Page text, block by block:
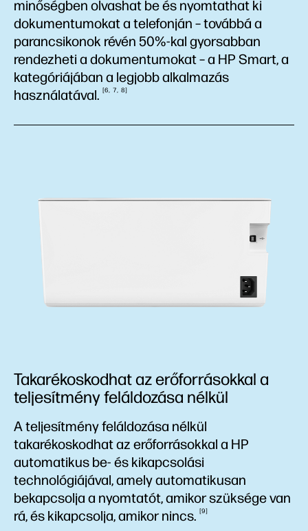
minőségben olvashat be és nyomtathat ki
dokumentumokat a telefonján – továbbá a
parancsikonok révén 50%-kal gyorsabban
rendezheti a dokumentumokat – a HP Smart, a
kategóriájában a legjobb alkalmazás
használatával.
6 7 8
Takarékoskodhat az erőforrásokkal a
teljesítmény feláldozása nélkül
A teljesítmény feláldozása nélkül
takarékoskodhat az erőforrásokkal a HP
automatikus be- és kikapcsolási
technológiájával, amely automatikusan
bekapcsolja a nyomtatót, amikor szüksége van
rá, és kikapcsolja, amikornincs. 9